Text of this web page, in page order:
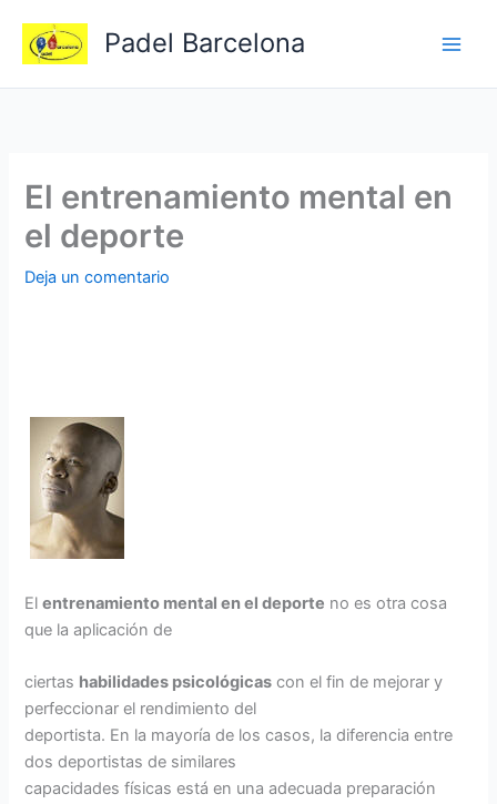
contenido
Padel Barcelona
El entrenamiento mental en
el deporte
Deja un comentario
Elentrenamiento mental en el deporte no es otra cosa
que la aplicación de
ciertas habilidades psicológicas con el fin de mejorar y
perfeccionar el rendimiento del
deportista. En la mayoría de los casos, la diferencia entre
dos deportistas de similares
capacidades físicas está en una adecuada preparación